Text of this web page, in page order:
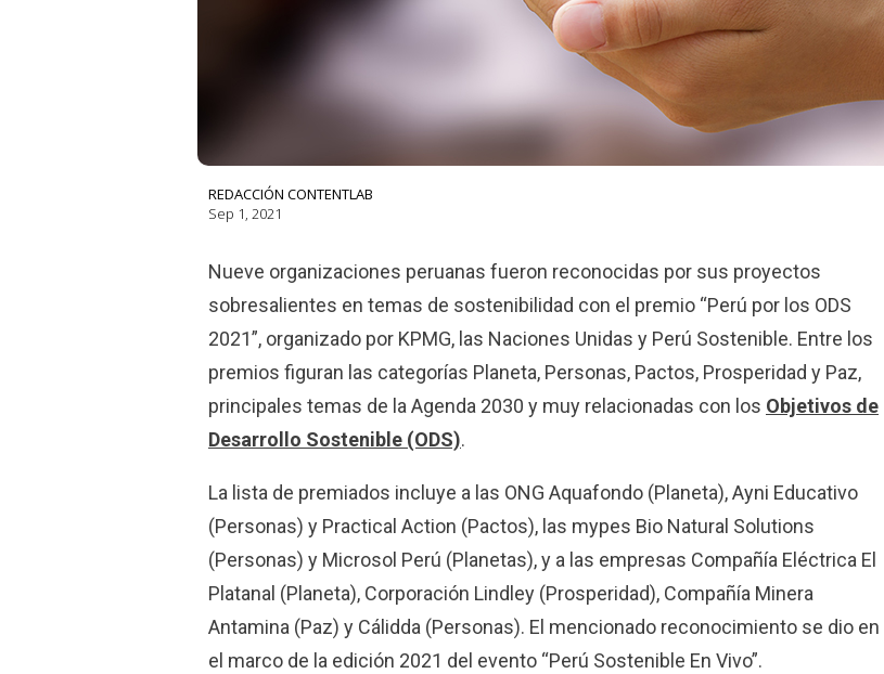
REDACCIÓN CONTENTLAB
Sep 1, 2021
Nueve organizaciones peruanas fueron reconocidas por sus proyectos
sobresalientes en temas de sostenibilidad con el premio “Perú por los ODS
2021”, organizado por KPMG, las Naciones Unidas y Perú Sostenible. Entre los
premios figuran las categorías Planeta, Personas, Pactos, Prosperidad y Paz,
principales temas de la Agenda 2030 y muy relacionadas con los Objetivos de
Desarrollo Sostenible (ODS).
La lista de premiados incluye a las ONG Aquafondo (Planeta), Ayni Educativo
(Personas) y Practical Action (Pactos), las mypes Bio Natural Solutions
(Personas) y Microsol Perú (Planetas), y a las empresas Compañía Eléctrica El
Platanal (Planeta), Corporación Lindley (Prosperidad), Compañía Minera
Antamina (Paz) y Cálidda (Personas). El mencionado reconocimiento se dio en
el marco de la edición 2021 del evento “Perú Sostenible En Vivo”.